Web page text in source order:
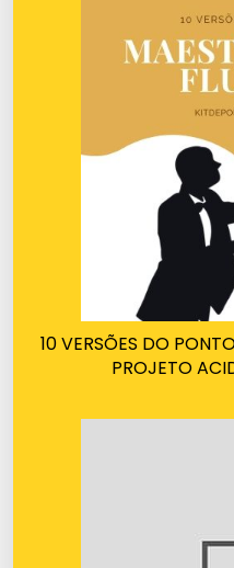
10 VERSÕES DO
PROJETO